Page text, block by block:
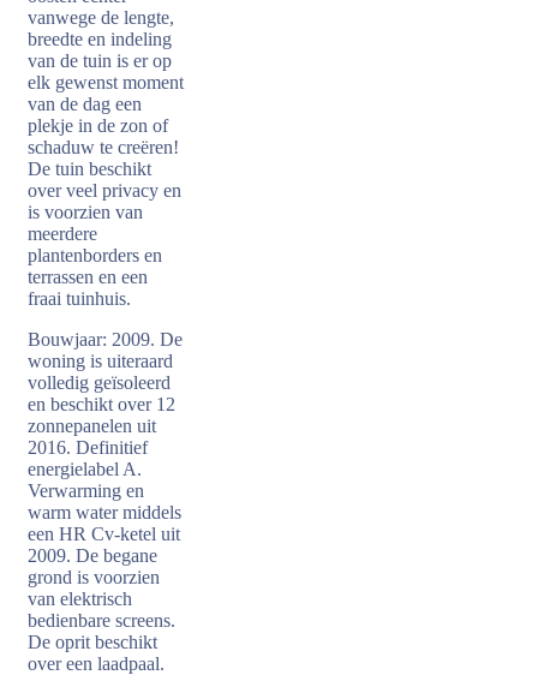
vanwege de lengte,
breedte en indeling
van de tuin is er op
elk gewenst moment
van de dag een
plekje in de zon of
schaduw te creëren!
De tuin beschikt
over veel privacy en
is voorzien van
meerdere
plantenborders en
terrassen en een
fraai tuinhuis.
Bouwjaar: 2009. De
woning is uiteraard
volledig geïsoleerd
en beschikt over 12
zonnepanelen uit
2016. Definitief
energielabel A.
Verwarming en
warm water middels
een HR Cv-ketel uit
2009. De begane
grond is voorzien
van elektrisch
bedienbare screens.
De oprit beschikt
over een laadpaal.